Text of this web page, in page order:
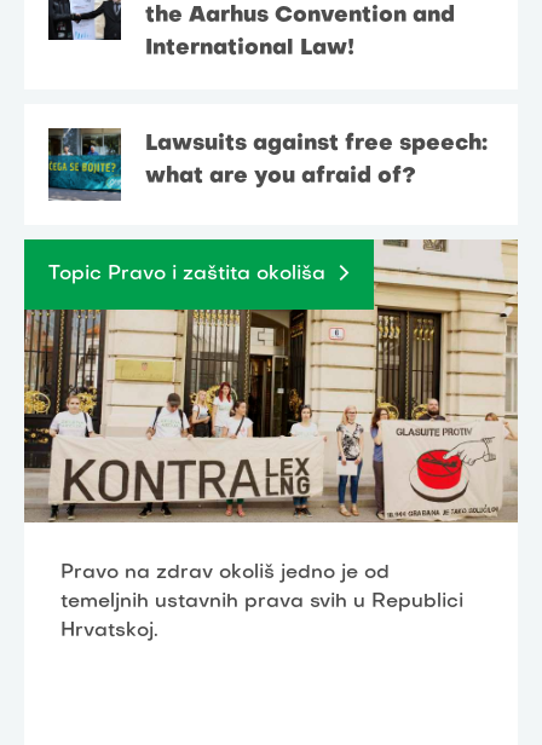
the Aarhus Convention and
International Law!
Lawsuits against free speech:
what are you afraid of?
Topic Pravo i zaštita okoliša
Pravo na zdrav okoliš jedno je od
temeljnih ustavnih prava svih u Republici
Hrvatskoj.